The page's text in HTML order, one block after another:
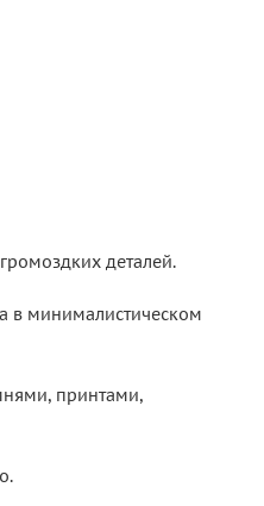
деталей.
в минималистическом
принтами,